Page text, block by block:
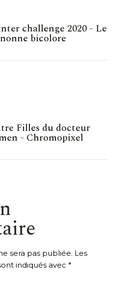
challenge 2020 - Le
bicolore
Filles du docteur
- Chromopixel
sera pas publiée. Les
indiqués avec*